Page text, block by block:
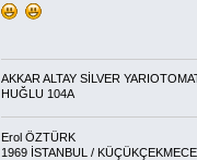
AKKAR ALTAY SİLVER
HUĞLU 104A
Erol ÖZTÜRK
1969 İSTANBUL /